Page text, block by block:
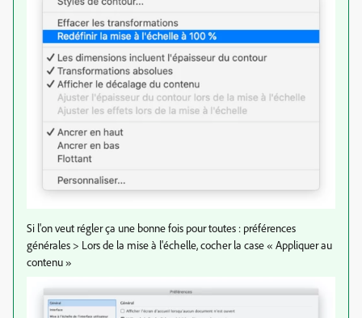
Si l'on veut régler ça une bonne fois pour toutes : préférences
générales > Lors de la mise à l'échelle, cocher la case « Appliquer au
contenu »